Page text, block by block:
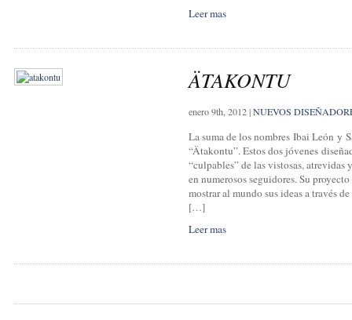
Leer mas
ÄTAKONTU
enero 9th, 2012|NUEVOS
La suma de los nombres Ibai León y
“Ätakontu”. Estos dos jóvenes
“culpables” de las vistosas,
en numerosos seguidores. Su
mostrar al mundo sus ideas a través
[…]
Leer mas